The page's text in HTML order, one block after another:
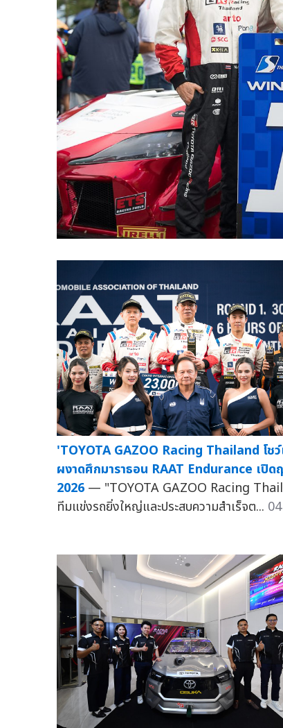
'TOYOTA GAZOO Racing Thailand โช
ผงาดศึกมาราธอน RAAT Endurance เปิด
2026 — "TOYOTA GAZOO Racing
ทีมแข่งรถยิ่งใหญ่และประสบความสำเร็จต...